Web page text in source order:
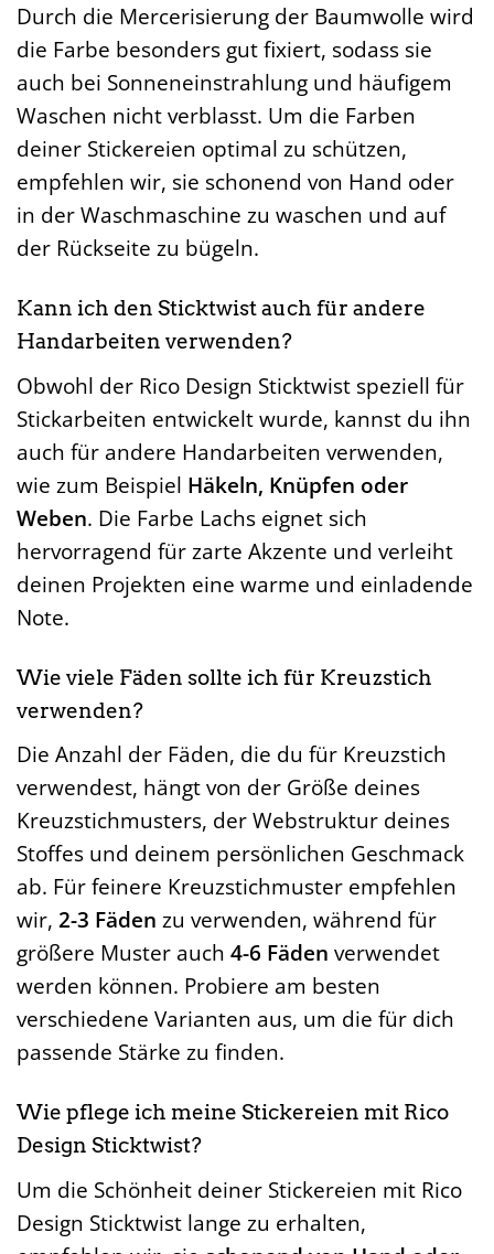
Durch die Mercerisierung der Baumwolle wird
die Farbe besonders gut fixiert, sodass sie
auch bei Sonneneinstrahlung und häufigem
Waschen nicht verblasst. Um die Farben
deiner Stickereien optimal zu schützen,
empfehlen wir, sie schonend von Hand oder
in der Waschmaschine zu waschen und auf
der Rückseite zu bügeln.
Kann ich den Sticktwist auch für andere
Handarbeiten verwenden?
Obwohl der Rico Design Sticktwist speziell für
Stickarbeiten entwickelt wurde, kannst du ihn
auch für andere Handarbeiten verwenden,
wie zum Beispiel Häkeln, Knüpfen oder
Weben. Die Farbe Lachs eignet sich
hervorragend für zarte Akzente und verleiht
deinen Projekten eine warme und einladende
Note.
Wie viele Fäden sollte ich für Kreuzstich
verwenden?
Die Anzahl der Fäden, die du für Kreuzstich
verwendest, hängt von der Größe deines
Kreuzstichmusters, der Webstruktur deines
Stoffes und deinem persönlichen Geschmack
ab. Für feinere Kreuzstichmuster empfehlen
wir, 2-3 Fäden zu verwenden, während für
größere Muster auch 4-6 Fäden verwendet
werden können. Probiere am besten
verschiedene Varianten aus, um die für dich
passende Stärke zu finden.
Wie pflege ich meine Stickereien mit Rico
Design Sticktwist?
Um die Schönheit deiner Stickereien mit Rico
Design Sticktwist lange zu erhalten,